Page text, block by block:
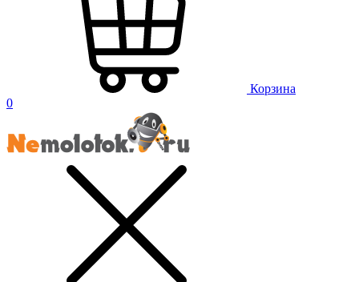
Корзина
0